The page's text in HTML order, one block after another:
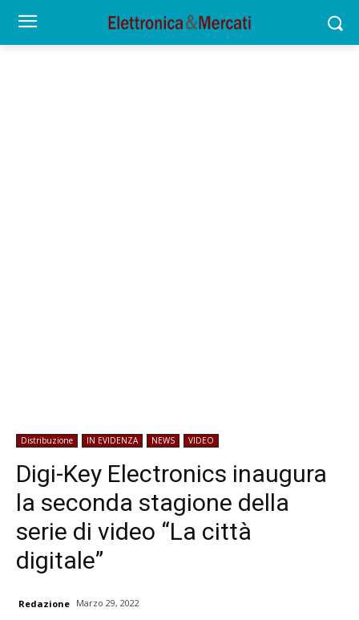
Distribuzione IN EVIDENZA NEWS VIDEO
Digi-Key Electronics inaugura
la seconda stagione della
serie di video “La città
digitale”
Redazione Marzo 29, 2022